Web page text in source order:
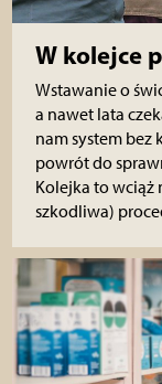
W kolejce
Wstawanie o
a nawet lata
nam system
powrót do
Kolejka to wciąż
szkodliwa)